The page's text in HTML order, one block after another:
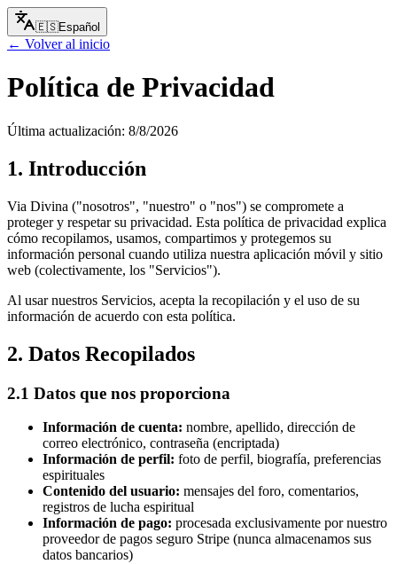
🇪🇸Español
← Volver al inicio
Política de Privacidad
Última actualización: 8/8/2026
1. Introducción
Via Divina ("nosotros", "nuestro" o "nos") se compromete a
proteger y respetar su privacidad. Esta política de privacidad explica
cómo recopilamos, usamos, compartimos y protegemos su
información personal cuando utiliza nuestra aplicación móvil y sitio
web (colectivamente, los "Servicios").
Al usar nuestros Servicios, acepta la recopilación y el uso de su
información de acuerdo con esta política.
2. Datos Recopilados
2.1 Datos que nos proporciona
Información de cuenta: nombre, apellido, dirección de
correo electrónico, contraseña (encriptada)
Información de perfil: foto de perfil, biografía, preferencias
espirituales
Contenido del usuario: mensajes del foro, comentarios,
registros de lucha espiritual
Información de pago: procesada exclusivamente por nuestro
proveedor de pagos seguro Stripe (nunca almacenamos sus
datos bancarios)